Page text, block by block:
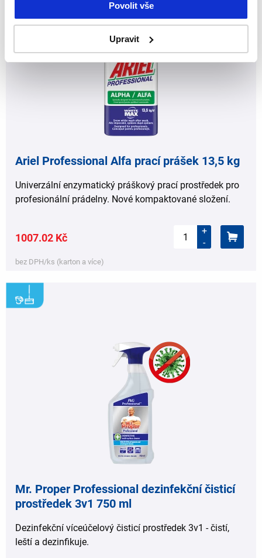
Povolit vše
Upravit
Ariel Professional Alfa prací prášek 13,5 kg
Univerzální enzymatický práškový prací prostředek pro
profesionální prádelny. Nové kompaktované složení.
1007.02 Kč
+
-
bez DPH/ks (karton a více)
Mr. Proper Professional dezinfekční čisticí
prostředek 3v1 750 ml
Dezinfekční víceúčelový čisticí prostředek 3v1 - čistí,
leští a dezinfikuje.